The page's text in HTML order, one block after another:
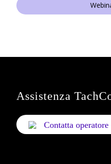
Assistenza
Contatta operatore